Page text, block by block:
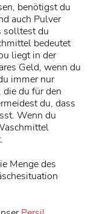
benötigst du
auch Pulver
solltest du
bedeutet
liegt in der
Geld, wenn du
immer nur
du für den
du, dass
Wenn du
Menge des